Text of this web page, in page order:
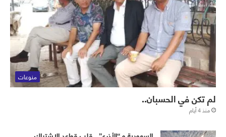
منوعات
لم تكن في الحسبان..
منذ 4 أيام